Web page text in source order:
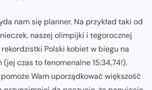
nam się planner. Na przykład taki od
naszej olimpijki i tegorocznej
Polski kobiet w biegu na
czas to fenomenalne 15:34,74!).
Wam uporządkować większość